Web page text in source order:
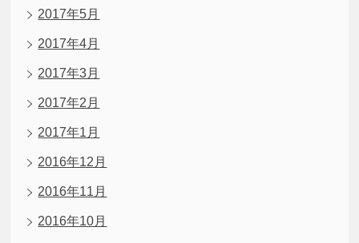
2017年5月
2017年4月
2017年3月
2017年2月
2017年1月
2016年12月
2016年11月
2016年10月